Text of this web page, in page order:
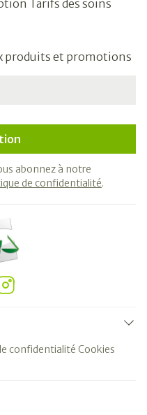
Tarifs des soins
produits et promotions
abonnez à notre
de confidentialité.
confidentialité Cookies